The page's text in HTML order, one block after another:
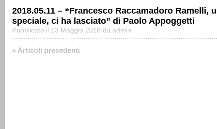
2018.05.11 – “Francesco Raccamadoro Ramelli,
speciale, ci ha lasciato” di Paolo Appoggetti
Pubblicato il 13 Maggio 2018 da admin
« Articoli precedenti